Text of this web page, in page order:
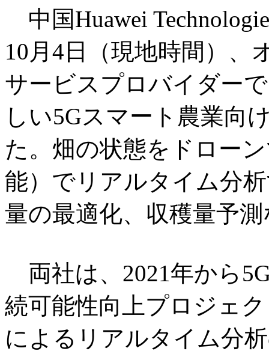
中国Huawei
10月4日（現地時間）、
サービスプロバイダー
しい5Gスマート農業向
た。畑の状態をドロー
能）でリアルタイム分
量の最適化、収穫量予
両社は、2021年から
続可能性向上プロジェ
によるリアルタイム分